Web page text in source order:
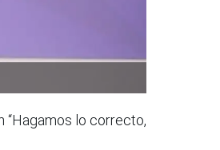
“Hagamos lo correcto,